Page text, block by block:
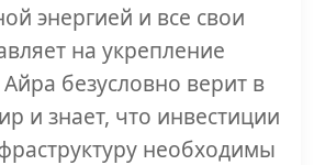
энергией и все свои
на укрепление
безусловно верит в
и знает, что инвестиции
необходимы